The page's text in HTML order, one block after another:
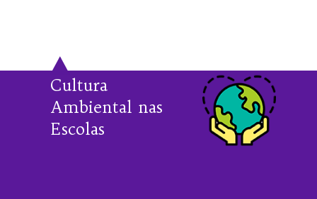
Cultura
Ambiental nas
Escolas